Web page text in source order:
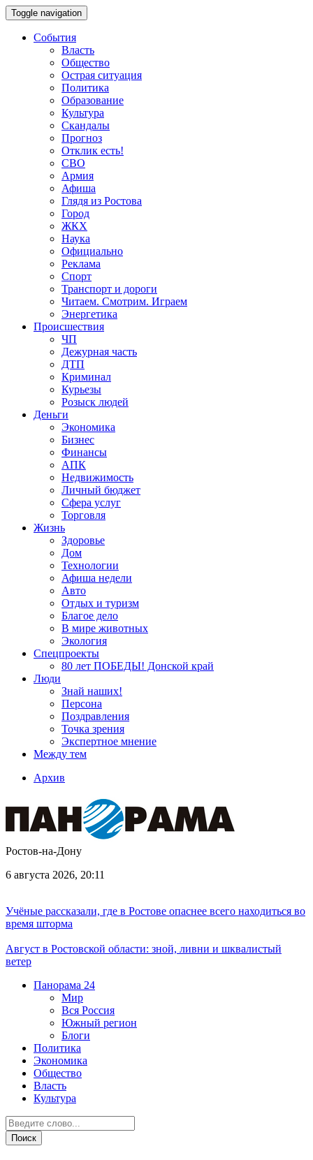
Toggle navigation
События
Власть
Общество
Острая ситуация
Политика
Образование
Культура
Скандалы
Прогноз
Отклик есть!
СВО
Армия
Афиша
Глядя из Ростова
Город
ЖКХ
Наука
Официально
Реклама
Спорт
Транспорт и дороги
Читаем. Смотрим. Играем
Энергетика
Происшествия
ЧП
Дежурная часть
ДТП
Криминал
Курьезы
Розыск людей
Деньги
Экономика
Бизнес
Финансы
АПК
Недвижимость
Личный бюджет
Сфера услуг
Торговля
Жизнь
Здоровье
Дом
Технологии
Афиша недели
Авто
Отдых и туризм
Благое дело
В мире животных
Экология
Спецпроекты
80 лет ПОБЕДЫ! Донской край
Люди
Знай наших!
Персона
Поздравления
Точка зрения
Экспертное мнение
Между тем
Архив
Ростов-на-Дону
6 августа 2026, 20:11
Учёные рассказали, где в Ростове опаснее всего находиться во
время шторма
Август в Ростовской области: зной, ливни и шквалистый
ветер
Панорама 24
Мир
Вся Россия
Южный регион
Блоги
Политика
Экономика
Общество
Власть
Культура